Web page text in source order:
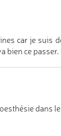
car je suis
bien ce
dans